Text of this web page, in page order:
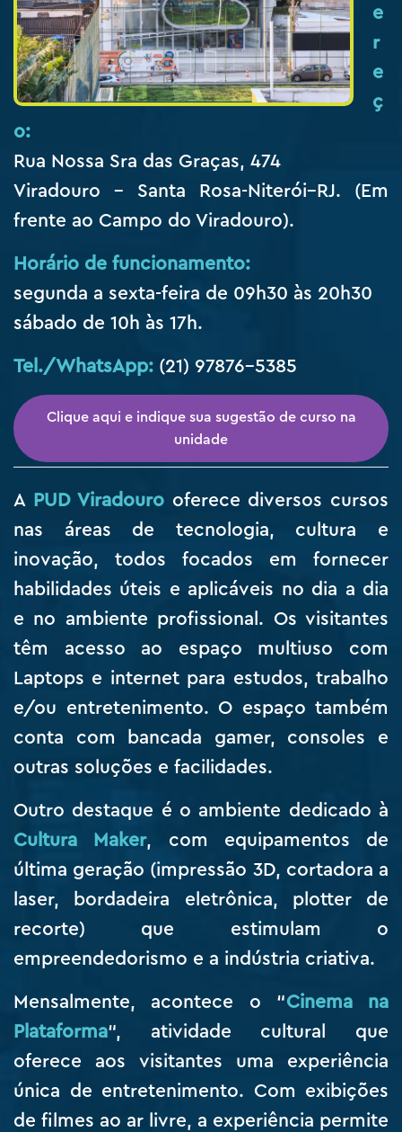
e
r
e
ç
o:
Rua Nossa Sra das Graças, 474
Viradouro – Santa Rosa-Niterói–RJ. (Em
frente ao Campo do Viradouro).
Horário de funcionamento:
segunda a sexta-feira de 09h30 às 20h30
sábado de 10h às 17h.
Tel./WhatsApp: (21) 97876-5385
Clique aqui e indique sua sugestão de curso na
unidade
A PUD Viradouro oferece diversos cursos
nas áreas de tecnologia, cultura e
inovação, todos focados em fornecer
habilidades úteis e aplicáveis no dia a dia
e no ambiente profissional. Os visitantes
têm acesso ao espaço multiuso com
Laptops e internet para estudos, trabalho
e/ou entretenimento. O espaço também
conta com bancada gamer, consoles e
outras soluções e facilidades.
Outro destaque é o ambiente dedicado à
Cultura Maker, com equipamentos de
última geração (impressão 3D, cortadora a
laser, bordadeira eletrônica, plotter de
recorte) que estimulam o
empreendedorismo e a indústria criativa.
Mensalmente, acontece o “Cinema na
Plataforma“, atividade cultural que
oferece aos visitantes uma experiência
única de entretenimento. Com exibições
de filmes ao ar livre, a experiência permite